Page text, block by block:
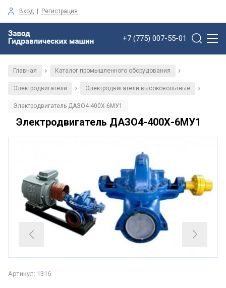
Вход | Регистрация
+7 (775) 007-55-01
Главная / Каталог промышленного оборудования /
Электродвигатели / Электродвигатели высоковольтные /
Электродвигатель ДАЗО4-400Х-6МУ1
Электродвигатель ДАЗО4-400Х-6МУ1
Артикул: 1316